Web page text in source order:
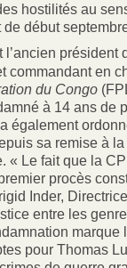
hostilités au
début
l’ancien président
commandant en
du Congo
à 14 ans de
également
sa remise à
« Le fait que la
procès
Inder,
entre les
marque
pour Thomas